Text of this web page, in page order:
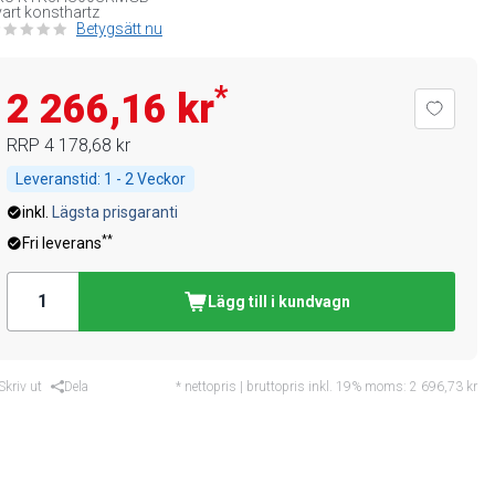
konsthartz
Betygsätt nu
2 266,16 kr*
RRP 4 178,68 kr
Leveranstid: 1 - 2 Veckor
inkl.
Lägsta prisgaranti
Fri leverans**
Lägg till i kundvagn
ut Dela * nettopris | bruttopris inkl. 19% moms: 2 696,73 kr